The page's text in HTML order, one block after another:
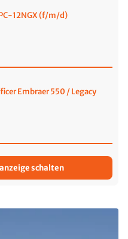
12NGX (f/m/d)
Embraer 550 / Legacy
schalten